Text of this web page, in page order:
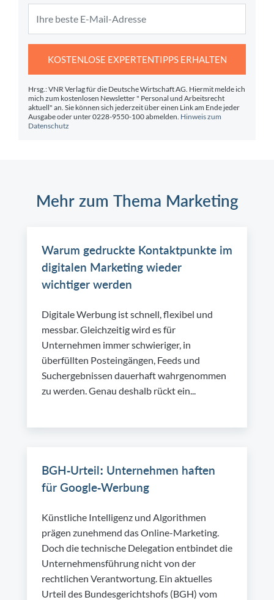
KOSTENLOSE EXPERTENTIPPS ERHALTEN
Hrsg.: VNR Verlag für die Deutsche Wirtschaft AG. Hiermit melde ich
mich zum kostenlosen Newsletter " Personal und Arbeitsrecht
aktuell" an. Sie können sich jederzeit über einen Link am Ende jeder
Ausgabe oder unter 0228-9550-100 abmelden. Hinweis zum
Datenschutz
Mehr zum Thema Marketing
Warum gedruckte Kontaktpunkte im
digitalen Marketing wieder
wichtiger werden
Digitale Werbung ist schnell, flexibel und
messbar. Gleichzeitig wird es für
Unternehmen immer schwieriger, in
überfüllten Posteingängen, Feeds und
Suchergebnissen dauerhaft wahrgenommen
zu werden. Genau deshalb rückt ein...
BGH-Urteil: Unternehmen haften
für Google-Werbung
Künstliche Intelligenz und Algorithmen
prägen zunehmend das Online-Marketing.
Doch die technische Delegation entbindet die
Unternehmensführung nicht von der
rechtlichen Verantwortung. Ein aktuelles
Urteil des Bundesgerichtshofs (BGH) vom